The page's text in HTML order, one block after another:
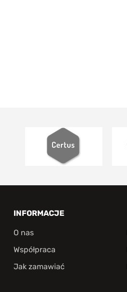
INFORMACJE
O nas
Współpraca
Jak zamawiać